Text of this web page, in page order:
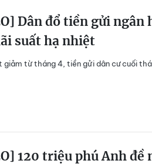
Dân đổ tiền gửi ngân
suất hạ nhiệt
giảm từ tháng 4, tiền gửi dân cư cuối
120 triệu phú Anh